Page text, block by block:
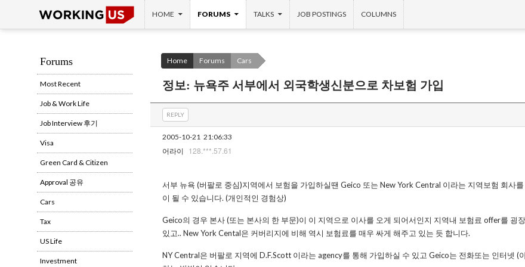
SKIP TO CONTENT
HOME FORUMS TALKS JOB POSTINGS COLUMNS
Home Forums Cars
정보: 뉴욕주 서부에서 외국학생신분으로 차보험 가입
REPLY
2005-10-21 21:06:33
어라이 128.***.57.61
서부 뉴욕 (버팔로 중심)지역에서 보험을 가입하실땐 Geico 또는 New York Central 이라는 지역보험 회사
이 될 수 있습니다. (개인적인 경험상)
Geico의 경우 본사 (또는 본사의 한 부문)이 이 지역으로 이사를 오게 되어서인지 지역내 보험료 offer를 굉
있고.. New York Cental은 커버리지에 비해 역시 보험료를 매우 싸게 해주고 있는 듯 합니다.
NY Central은 버팔로 지역에 D.F.Scott 이라는 agency를 통해 가입하실 수 있고 Geico는 전화또는 인터넷 (
Forums
Most Recent
Job & Work Life
Job Interview 후기
Visa
Green Card & Citizen
Approval 공유
Cars
Tax
US Life
Investment